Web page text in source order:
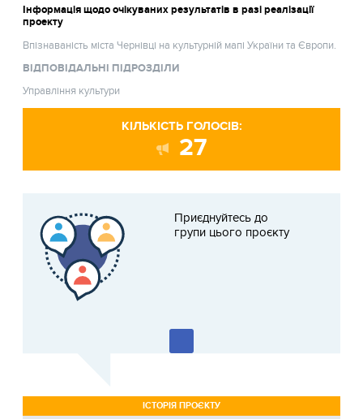
Інформація щодо очікуваних результатів в разі реалізації
проекту
Впізнаваність міста Чернівці на культурній мапі України та Європи.
ВІДПОВІДАЛЬНІ ПІДРОЗДІЛИ
Управління культури
КІЛЬКІСТЬ ГОЛОСІВ:
27
Приєднуйтесь до
групи цього проєкту
ІСТОРІЯ ПРОЄКТУ